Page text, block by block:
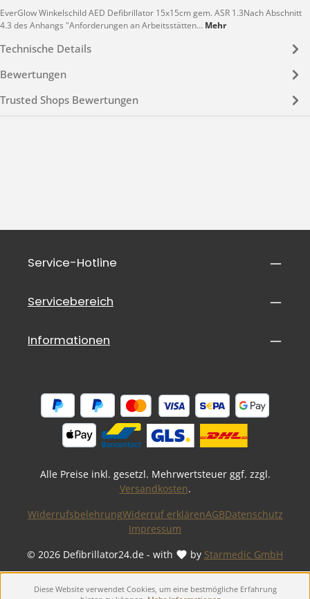
EverGlow Winkelschild AED Defibrillator 15x15cm gem. ASR 1.3Nach Abschnitt
4.3 des Anhangs "Anforderungen an Arbeitsstätten… Mehr
Technische Details
Bewertungen
Trusted Shops Bewertungen
Service-Hotline
Servicebereich
Informationen
Alle Preise inkl. gesetzl. Mehrwertsteuer ggf. zzgl.
Versandkosten.
© 2026 Defibrillator24.de - with by Starmedic GmbH
WiderrufsbelehrungWiderruf erklärenAGBDatenschutz
Impressum
Diese Website verwendet Cookies, um eine bestmögliche Erfahrung